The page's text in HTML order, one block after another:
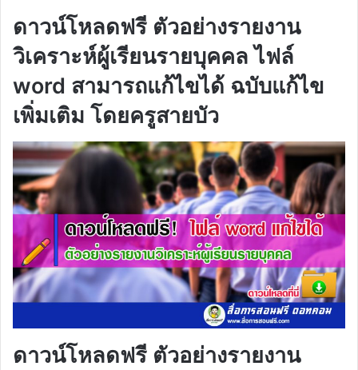
ดาวน์โหลดฟรี ตัวอย่างรายงาน
วิเคราะห์ผู้เรียนรายบุคคล ไฟล์
word สามารถแก้ไขได้ ฉบับแก้ไข
เพิ่มเติม โดยครูสายบัว
ดาวน์โหลดฟรี ตัวอย่างรายงาน